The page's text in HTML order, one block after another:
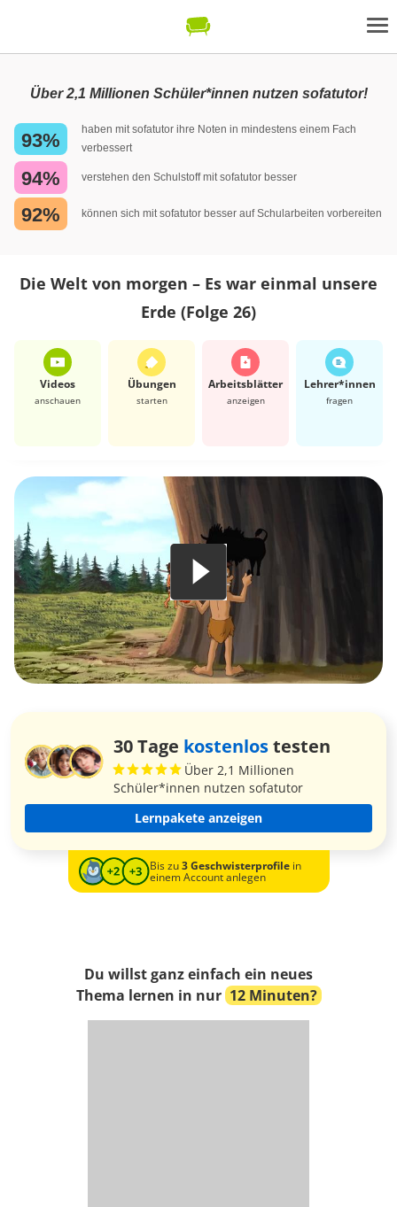
Über 2,1 Millionen Schüler*innen nutzen sofatutor!
93%
haben mit sofatutor ihre Noten in mindestens einem Fach
verbessert
94% verstehen den Schulstoff mit sofatutor besser
92% können sich mit sofatutor besser auf Schularbeiten vorbereiten
Die Welt von morgen – Es war einmal unsere
Erde (Folge 26)
Videos
anschauen
Übungen
starten
Arbeits­blätter
anzeigen
Lehrer*​innen
fragen
30 Tage kostenlostesten
Über 2,1 Millionen
Schüler*innen nutzen sofatutor
Lernpakete anzeigen
Bis zu3 Geschwisterprofilein
einem Account anlegen
Du willst ganz einfach ein neues
Thema lernen in nur 12 Minuten?